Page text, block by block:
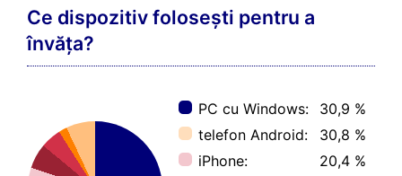
Ce dispozitiv folosești pentru a
învăța?
PC cu Windows:
30,9 %
telefon Android:
30,8 %
iPhone:
20,4 %